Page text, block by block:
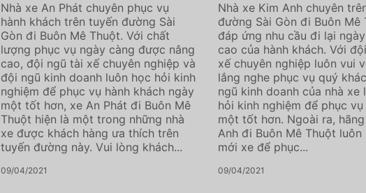
Nhà xe An Phát chuyên phục vụ
hành khách trên tuyến đường Sài
Gòn đi Buôn Mê Thuột. Với chất
lượng phục vụ ngày càng được nâng
cao, đội ngũ tài xế chuyên nghiệp và
đội ngũ kinh doanh luôn học hỏi kinh
nghiệm để phục vụ hành khách ngày
một tốt hơn, xe An Phát đi Buôn Mê
Thuột hiện là một trong những nhà
xe được khách hàng ưa thích trên
tuyến đường này. Vui lòng khách...
09/04/2021
Nhà xe Kim Anh chuyên
đường Sài Gòn đi Buôn Mê
đáp ứng nhu cầu đi lại
cao của hành khách. Với
xế chuyên nghiệp luôn vui
lắng nghe phục vụ quý
ngũ kinh doanh của nhà xe
hỏi kinh nghiệm để phục vụ
một tốt hơn. Ngoài ra,
Anh đi Buôn Mê Thuột luôn
mới xe để phục...
09/04/2021